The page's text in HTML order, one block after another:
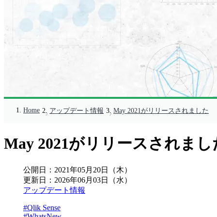
Home アップデート情報 May 2021がリリースされました
May 2021がリリースされまし
公開日： 2021年05月20日（木）
更新日： 2026年06月03日（水）
アップデート情報
#Qlik Sense